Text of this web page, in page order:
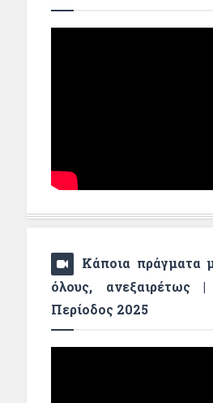
Κάποια πράγματα
όλους, ανεξαιρέτως |
Περίοδος 2025